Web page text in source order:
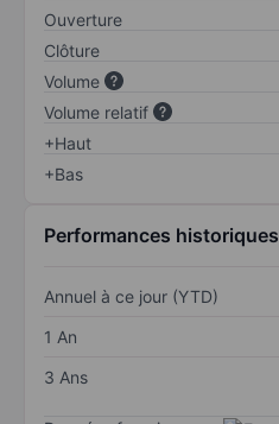
Ouverture
Clôture
Volume
Volume relatif
+Haut
+Bas
Performances historiques
Annuel à ce jour (YTD)
1 An
3 Ans